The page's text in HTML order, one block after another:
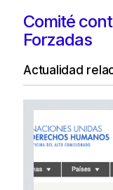
Comité
Forzadas
Actualidad